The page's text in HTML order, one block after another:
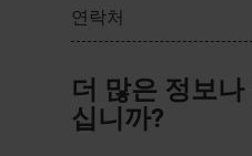
연락처
더 많은 정보
십니까?